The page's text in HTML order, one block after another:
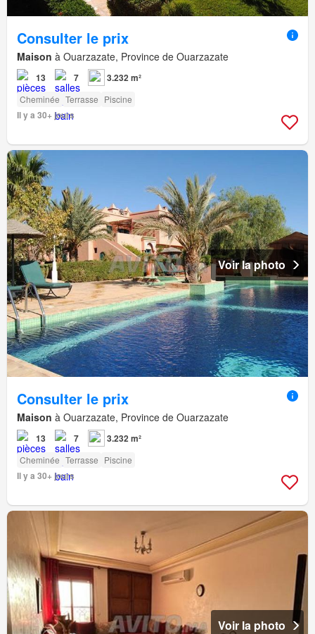
Consulter le prix
Maison à Ouarzazate, Province de Ouarzazate
13 7 3.232 m²
Cheminée Terrasse Piscine
Il y a 30+ jours
Voir la photo
Consulter le prix
Maison à Ouarzazate, Province de Ouarzazate
13 7 3.232 m²
Cheminée Terrasse Piscine
Il y a 30+ jours
Voir la photo